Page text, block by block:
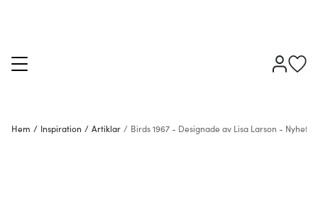
Hem / Inspiration / Artiklar / Birds 1967 - Designade av Lisa Larson - Nyhet